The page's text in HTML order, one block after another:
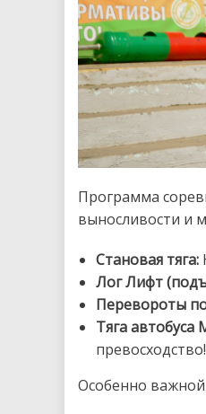
Программа
выносливости и
Становая тяга:
Лог Лифт
Перевороты
Тяга автобуса
превосходство!
Особенно важной